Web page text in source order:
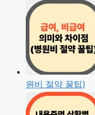
원비 절약 꿀팁)